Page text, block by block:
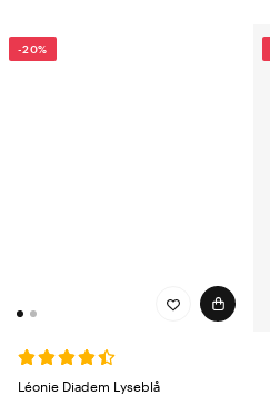
-20%
Léonie Diadem Lyseblå